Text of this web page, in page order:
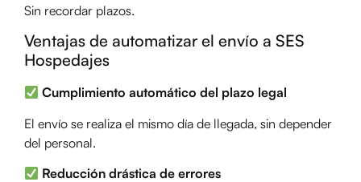
Sin recordar plazos.
Ventajas de automatizar el envío a SES
Hospedajes
Cumplimiento automático del plazo legal
El envío se realiza el mismo día de llegada, sin depender
del personal.
Reducción drástica de errores